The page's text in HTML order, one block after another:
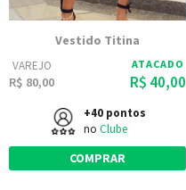
Vestido Titina
VAREJO
R$ 80,00
ATACADO
R$ 40,00
+40 pontos
no Clube
COMPRAR